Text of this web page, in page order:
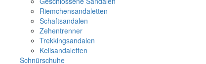
Riemchensandaletten
Schaftsandalen
Zehentrenner
Trekkingsandalen
Keilsandaletten
Schnürschuhe